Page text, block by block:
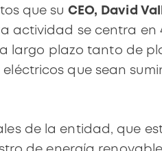
que su CEO, David
actividad se centra en
largo plazo tanto de
que sean
de la entidad, que